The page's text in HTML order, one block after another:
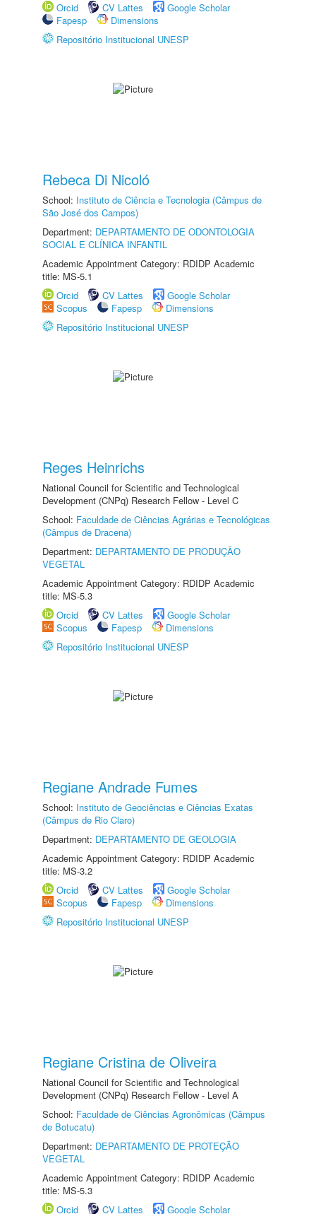
Orcid
CV Lattes
Google Scholar
Fapesp
Dimensions
Repositório Institucional UNESP
Rebeca Di Nicoló
School: Instituto de Ciência e Tecnologia (Câmpus de
São José dos Campos)
Department: DEPARTAMENTO DE ODONTOLOGIA
SOCIAL E CLÍNICA INFANTIL
Academic Appointment Category: RDIDP Academic
title: MS-5.1
Orcid
CV Lattes
Google Scholar
Scopus
Fapesp
Dimensions
Repositório Institucional UNESP
Reges Heinrichs
National Council for Scientific and Technological
Development (CNPq) Research Fellow - Level C
School: Faculdade de Ciências Agrárias e Tecnológicas
(Câmpus de Dracena)
Department: DEPARTAMENTO DE PRODUÇÃO
VEGETAL
Academic Appointment Category: RDIDP Academic
title: MS-5.3
Orcid
CV Lattes
Google Scholar
Scopus
Fapesp
Dimensions
Repositório Institucional UNESP
Regiane Andrade Fumes
School: Instituto de Geociências e Ciências Exatas
(Câmpus de Rio Claro)
Department: DEPARTAMENTO DE GEOLOGIA
Academic Appointment Category: RDIDP Academic
title: MS-3.2
Orcid
CV Lattes
Google Scholar
Scopus
Fapesp
Dimensions
Repositório Institucional UNESP
Regiane Cristina de Oliveira
National Council for Scientific and Technological
Development (CNPq) Research Fellow - Level A
School: Faculdade de Ciências Agronômicas (Câmpus
de Botucatu)
Department: DEPARTAMENTO DE PROTEÇÃO
VEGETAL
Academic Appointment Category: RDIDP Academic
title: MS-5.3
Orcid
CV Lattes Google Scholar